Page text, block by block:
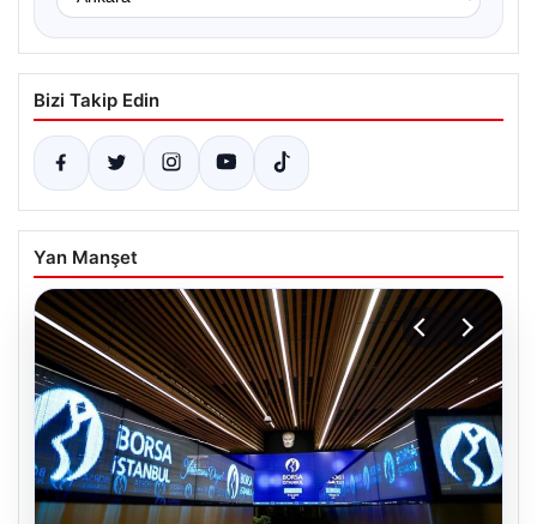
Bizi Takip Edin
Yan Manşet